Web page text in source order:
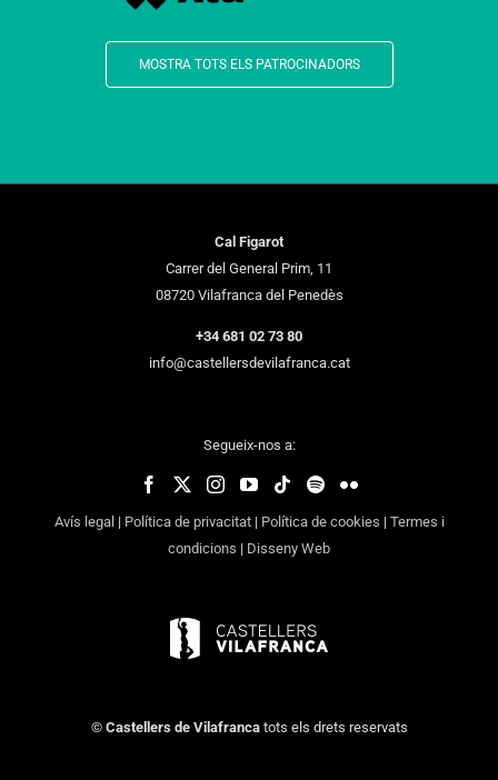
MOSTRA TOTS ELS PATROCINADORS
Cal Figarot
Carrer del General Prim, 11
08720 Vilafranca del Penedès
+34 681 02 73 80
info@castellersdevilafranca.cat
Segueix-nos a:
Avís legal | Política de privacitat| Política de cookies | Termes i
condicions | Disseny Web
© Castellers de Vilafrancatots els drets reservats